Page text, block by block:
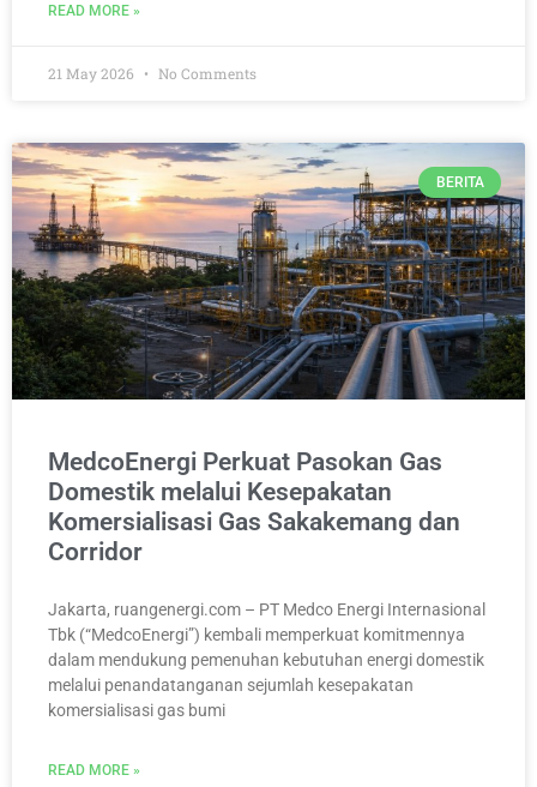
READ MORE »
21 May 2026 No Comments
BERITA
MedcoEnergi Perkuat Pasokan Gas
Domestik melalui Kesepakatan
Komersialisasi Gas Sakakemang dan
Corridor
Jakarta, ruangenergi.com – PT Medco Energi Internasional
Tbk (“MedcoEnergi”) kembali memperkuat komitmennya
dalam mendukung pemenuhan kebutuhan energi domestik
melalui penandatanganan sejumlah kesepakatan
komersialisasi gas bumi
READ MORE »